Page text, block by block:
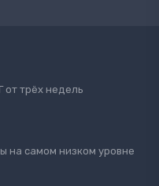
от трёх недель
на самом низком уровне